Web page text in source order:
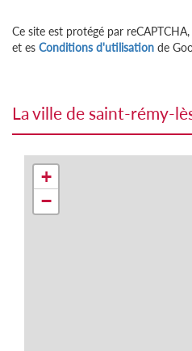
Ce site est protégé par reCAPTCHA,
et es Conditions d'utilisation de
la ville de saint-rémy-
+
−